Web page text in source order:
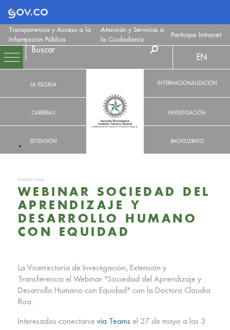
Logo Gobierno de Colombia
Transparencia y Acceso a la
Información Pública
Atención y Servicios a
la Ciudadanía
Participa Intranet
LA ESCUELA
CARRERAS
EXTENSIÓN
EN
INTERNACIONALIZACIÓN
INVESTIGACIÓN
BACHILLERATO
27 MAY. 2021 15:00:00
WEBINAR SOCIEDAD DEL
APRENDIZAJE Y
DESARROLLO HUMANO
CON EQUIDAD
La Vicerrectoría de Investigación, Extensión y
Transferencia el Webinar "Sociedad del Aprendizaje y
Desarrollo Humano con Equidad" con la Doctora Claudia
Roa.
Interesados conectarse vía Teams el 27 de mayo a las 3